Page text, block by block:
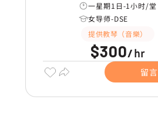
一星期1日-1小时/堂
女导师-DSE
提供教琴（音樂）
$300/hr
留言